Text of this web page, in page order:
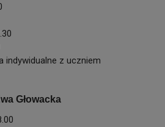
indywidualne z uczniem
Głowacka